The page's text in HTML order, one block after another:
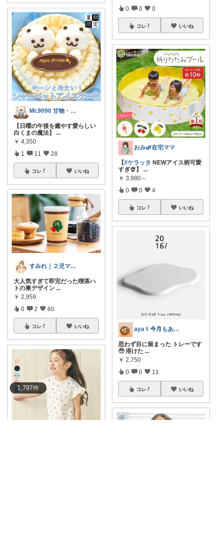
1,797件
Mr.9090 甘物・酒が好きな白熊
【日曜の午後を癒やす愛らしい
白くまの魔法】
...
￥ 4,350
1 11 28
コレ いいね
すみれ｜２児ママの推しアイテム
大人気すぎて即完だった喫茶ハ
トの巣デザイン ...
￥ 2,959
0 2 60
コレ いいね
0 0 0
コレ いいね
おみ🌿在宅ママ
【#ケラッタ NEWアイス柄可愛
すぎ🍨】 ...
￥ 3,980～
0 0 4
コレ いいね
aya〻今月もありがとうございます𖧷
思わず目に留まった トレーです
🥹 溶けた ...
￥ 2,750
0 0 11
コレ いいね